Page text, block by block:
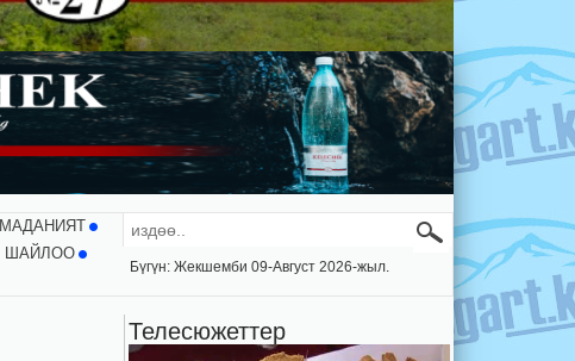
МАДАНИЯТ
ШАЙЛОО
Бүгүн: Жекшемби 09-Август 2026-жыл.
Телесюжеттер